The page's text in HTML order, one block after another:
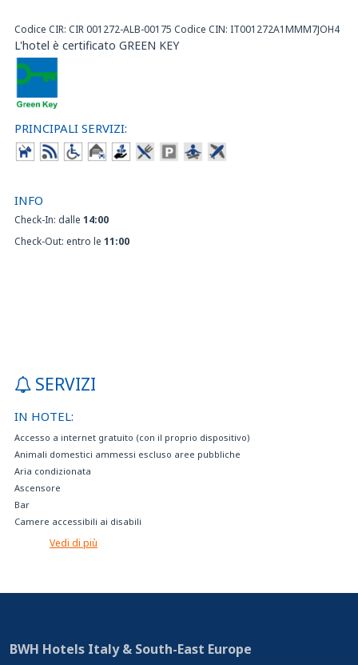
Codice CIR: CIR 001272-ALB-00175 Codice CIN: IT001272A1MMM7JOH4
L'hotel è certificato GREEN KEY
PRINCIPALI SERVIZI:
INFO
Check-In: dalle 14:00
Check-Out: entro le 11:00
SERVIZI
IN HOTEL:
Accesso a internet gratuito (con il proprio dispositivo)
Animali domestici ammessi escluso aree pubbliche
Aria condizionata
Ascensore
Bar
Camere accessibili ai disabili
Camere comunicanti
Cassetta di sicurezza
Vedi di più
BWH Hotels Italy & South-East Europe